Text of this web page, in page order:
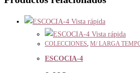
Vista rápida
Vista rápida
COLECCIONES M/ LARGA
ESCOCIA-4